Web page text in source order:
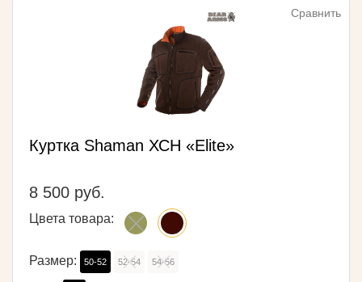
Сравнить
Куртка Shaman ХСН «Elite»
8 500 руб.
Цвета товара:
Размер: 50-52 52-54 54-56